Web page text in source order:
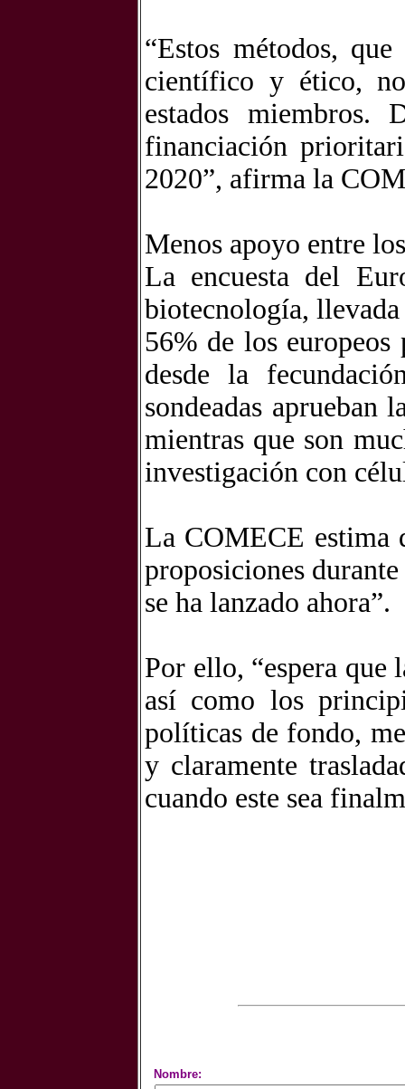
“Estos métodos,
científico y ético,
estados miembros.
financiación
2020”, afirma la
Menos apoyo entre
La encuesta del
biotecnología, llevada
56% de los europeos
desde la
sondeadas aprueban
mientras que son
investigación con
La COMECE estima
proposiciones
se ha lanzado ahora”.
Por ello, “espera
así como los
políticas de fondo,
y claramente
cuando este sea
Nombre: